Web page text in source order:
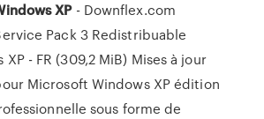
XP- Downflex.com
Pack 3 Redistribuable
- FR (309,2 MiB) Mises à jour
Microsoft Windows XP édition
sous forme de